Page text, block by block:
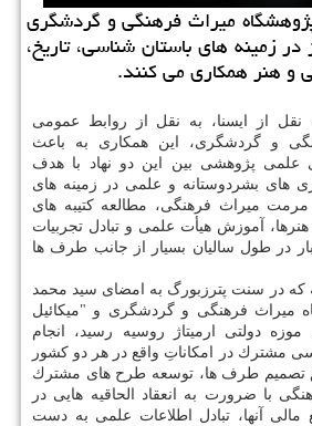
میراث فرهنگی و گردشگری
در زمینه های باستان شناسی، تاریخ،
و هنر همكاری می كنند.
نقل از ایسنا، به نقل از روابط عمومی
و گردشگری، این همكاری به باعث
علمی پژوهشی بین این دو نهاد با هدف
های بشردوستانه و علمی در زمینه های
مرمت میراث فرهنگی، مطالعه كتیبه های
هنرها، آموزش هیأت علمی و تبادل تجربیات
در طول سالیان بسیار از جانب طرف ها
كه در سنت پترزبورگ به امضای سید محمد
میراث فرهنگی و گردشگری و "میكائیل
دولتی ارمیتاژ روسیه رسید، انجام
مشترك در امكاناتِ واقع در هر دو كشور
تصمیم طرف ها، توسعه طرح های مشترك
با ضرورت به انعقاد الحاقیه هایی در
مالی آنها، تبادل اطلاعات علمی به دست